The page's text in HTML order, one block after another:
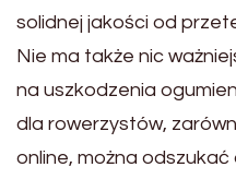
solidnej jakości od
Nie ma także nic
na uszkodzenia
dla rowerzystów,
online, można